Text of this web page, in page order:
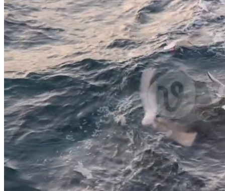
Modèles
Vecteurs
Vidéos
Motion graphics
Images Éditoriales
Événements Éditoriaux